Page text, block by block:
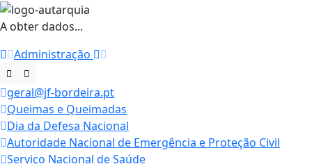
A obter dados...
Administração
geral@jf-bordeira.pt
Queimas e Queimadas
Dia da Defesa Nacional
Autoridade Nacional de Emergência e Proteção Civil
Serviço Nacional de Saúde